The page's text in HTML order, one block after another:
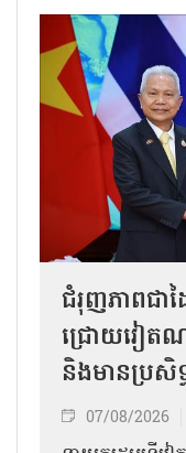
ជំរុញភាពជា
ជ្រោយវៀតណ
និងមានប្រសិទ្
07/08/2026